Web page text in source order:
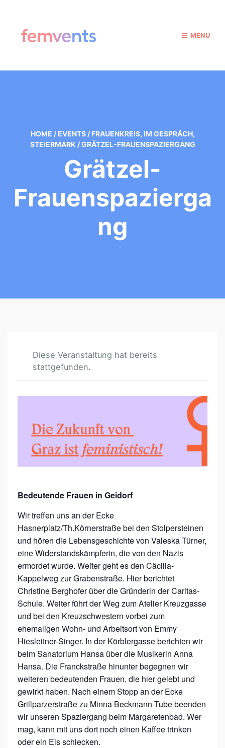
MENU
HOME / EVENTS / FRAUENKREIS, IM GESPRÄCH,
STEIERMARK / GRÄTZEL-FRAUENSPAZIERGANG
Grätzel-
Frauenspazierga
Ng
Diese Veranstaltung hat bereits
stattgefunden.
Z
L
-
F
R
A
U
E
N
S
P
A
Z
I
E
R
G
A
Bedeutende Frauen in Geidorf
Wir treffen uns an der Ecke
Hasnerplatz/Th.Körnerstraße bei den Stolpersteinen
und hören die Lebensgeschichte von Valeska Türner,
eine Widerstandskämpferin, die von den Nazis
ermordet wurde. Weiter geht es den Cäcilia-
Kappelweg zur Grabenstraße. Hier berichtet
Christine Berghofer über die Gründerin der Caritas-
Schule. Weiter führt der Weg zum Atelier Kreuzgasse
und bei den Kreuzschwestern vorbei zum
ehemaligen Wohn- und Arbeitsort von Emmy
Hiesleitner-Singer. In der Körblergasse berichten wir
beim Sanatorium Hansa über die Musikerin Anna
Hansa. Die Franckstraße hinunter begegnen wir
weiteren bedeutenden Frauen, die hier gelebt und
gewirkt haben. Nach einem Stopp an der Ecke
Grillparzerstraße zu Minna Beckmann-Tube beenden
wir unseren Spaziergang beim Margaretenbad. Wer
mag, kann mit uns dort noch einen Kaffee trinken
oder ein Eis schlecken.